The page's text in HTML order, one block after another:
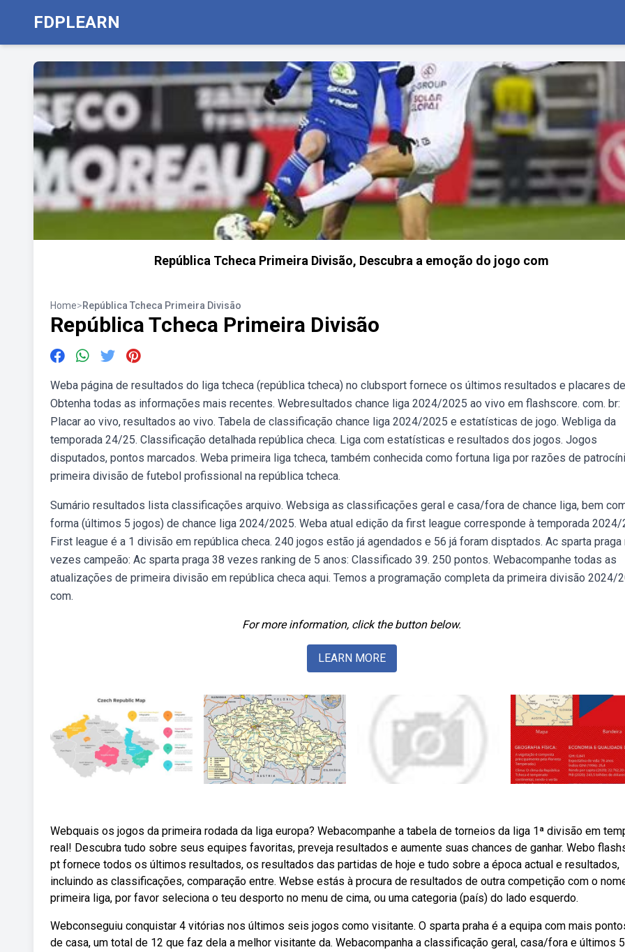
FDPLEARN
República Tcheca Primeira Divisão, Descubra a emoção do jogo com
Home>República Tcheca Primeira Divisão
República Tcheca Primeira Divisão
Weba página de resultados do liga tcheca (república tcheca) no clubsport fornece os últimos resultados e placares
Obtenha todas as informações mais recentes. Webresultados chance liga 2024/2025 ao vivo em flashscore. com. br:
Placar ao vivo, resultados ao vivo. Tabela de classificação chance liga 2024/2025 e estatísticas de jogo. Webliga da
temporada 24/25. Classificação detalhada república checa. Liga com estatísticas e resultados dos jogos. Jogos
disputados, pontos marcados. Weba primeira liga tcheca, também conhecida como fortuna liga por razões de
primeira divisão de futebol profissional na república tcheca.
Sumário resultados lista classificações arquivo. Websiga as classificações geral e casa/fora de chance liga, bem
forma (últimos 5 jogos) de chance liga 2024/2025. Weba atual edição da first league corresponde à temporada 2024/
First league é a 1 divisão em república checa. 240 jogos estão já agendados e 56 já foram disptados. Ac sparta praga
vezes campeão: Ac sparta praga 38 vezes ranking de 5 anos: Classificado 39. 250 pontos. Webacompanhe todas as
atualizações de primeira divisão em república checa aqui. Temos a programação completa da primeira divisão 2024/
com.
For more information, click the button below.
LEARN MORE
Webquais os jogos da primeira rodada da liga europa? Webacompanhe a tabela de torneios da liga 1ª divisão em
real! Descubra tudo sobre seus equipes favoritas, preveja resultados e aumente suas chances de ganhar. Webo
pt fornece todos os últimos resultados, os resultados das partidas de hoje e tudo sobre a época actual e resultados,
incluindo as classificações, comparação entre. Webse estás à procura de resultados de outra competição com o
primeira liga, por favor seleciona o teu desporto no menu de cima, ou uma categoria (país) do lado esquerdo.
Webconseguiu conquistar 4 vitórias nos últimos seis jogos como visitante. O sparta praha é a equipa com mais
de casa, um total de 12 que faz dela a melhor visitante da. Webacompanha a classificação geral, casa/fora e últimos 5